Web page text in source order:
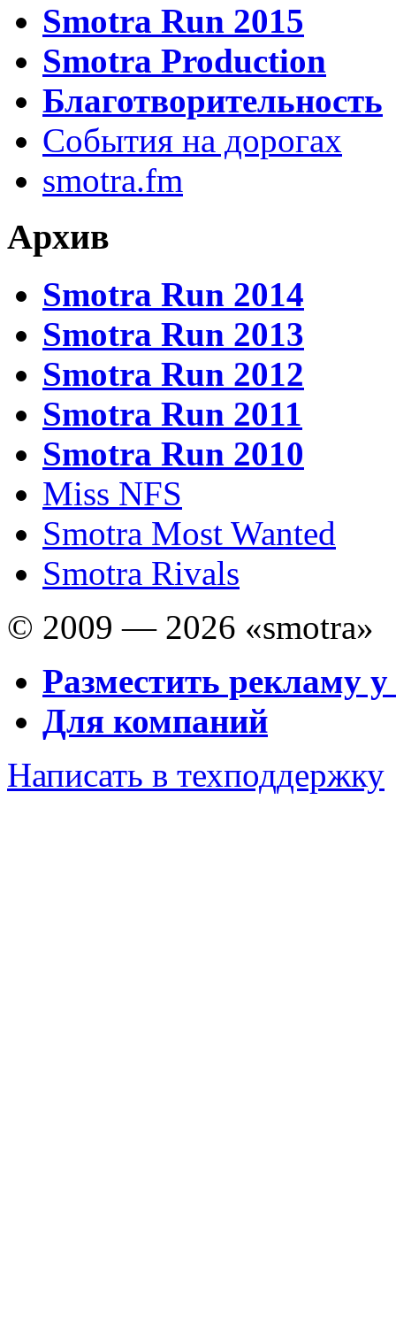
Smotra Run 2015
Smotra Production
Благотворительность
События на дорогах
smotra.fm
Архив
Smotra Run 2014
Smotra Run 2013
Smotra Run 2012
Smotra Run 2011
Smotra Run 2010
Miss NFS
Smotra Most Wanted
Smotra Rivals
© 2009 — 2026 «smotra»
Разместить рекламу у
Для компаний
Написать в техподдержку